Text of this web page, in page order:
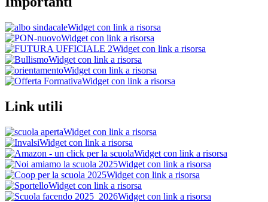
Widget con link a risorsa
Widget con link a risorsa
Widget con link a risorsa
Widget con link a risorsa
Widget con link a risorsa
Widget con link a risorsa
Link utili
Widget con link a risorsa
Widget con link a risorsa
Widget con link a risorsa
Widget con link a risorsa
Widget con link a risorsa
Widget con link a risorsa
Widget con link a risorsa